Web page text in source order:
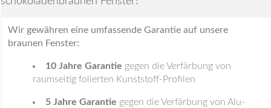
Wir gewähren eine umfassende Garantie auf unsere
braunen Fenster:
10 Jahre Garantie gegen die Verfärbung von
raumseitig folierten Kunststoff-Profilen
5 Jahre Garantie gegen die Verfärbung von Alu-